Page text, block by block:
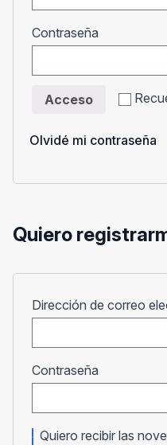
Contraseña
Acceso
Olvidé mi contraseña
Quiero
Dirección de correo
Contraseña
Quiero recibir las